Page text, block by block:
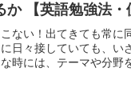
【英語勉強法・
ない！出てきても常に
日々接していても、い
時には、テーマや分野